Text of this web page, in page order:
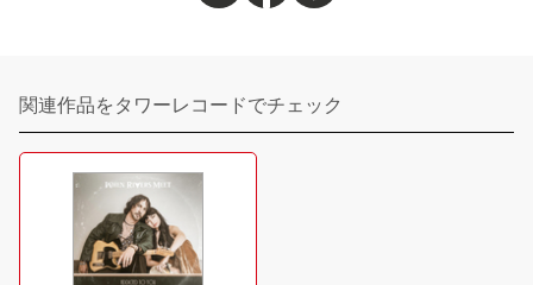
関連作品をタワーレコードでチェック